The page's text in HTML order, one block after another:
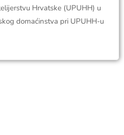
Hrvatske (UPUHH) u
domaćinstva pri UPUHH-u